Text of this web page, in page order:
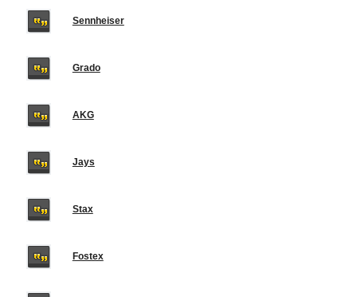
Sennheiser
Grado
AKG
Jays
Stax
Fostex